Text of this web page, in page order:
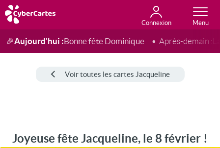
Connexion
Anniversaire
Fête du jour
Amour
Amitié
Merci
Toutes les cartes
🎉Aujourd'hui :Bonne fête Dominique Après-demain :
Voir toutes les cartes Jacqueline
Joyeuse fête Jacqueline, le 8 février !